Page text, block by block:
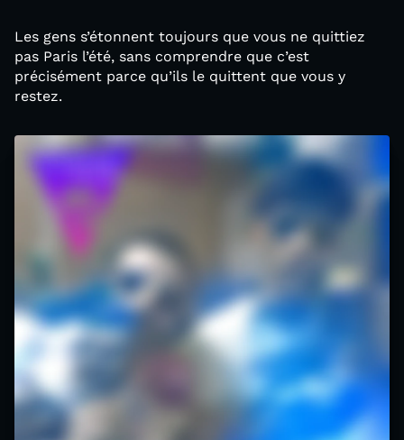
Les gens s’étonnent toujours que vous ne quittiez
pas Paris l’été, sans comprendre que c’est
précisément parce qu’ils le quittent que vous y
restez.